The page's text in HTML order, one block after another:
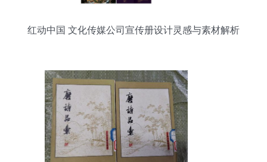
红动中国 文化传媒公司宣传册设计灵感与素材解析